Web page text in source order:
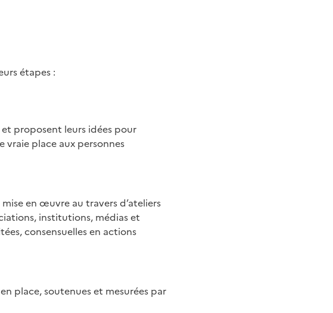
étapes :
proposent leurs idées pour
place aux personnes
en œuvre au travers d’ateliers
institutions, médias et
consensuelles en actions
place, soutenues et mesurées par